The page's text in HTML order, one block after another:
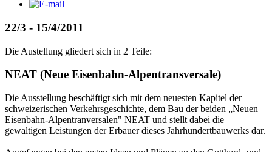
22/3 - 15/4/2011
Die Austellung gliedert sich in 2 Teile:
NEAT (Neue Eisenbahn-Alpentransversale)
Die Ausstellung beschäftigt sich mit dem neuesten Kapitel der
schweizerischen Verkehrsgeschichte, dem Bau der beiden „Neuen
Eisenbahn-Alpentranversalen" NEAT und stellt dabei die
gewaltigen Leistungen der Erbauer dieses Jahrhundertbauwerks dar.